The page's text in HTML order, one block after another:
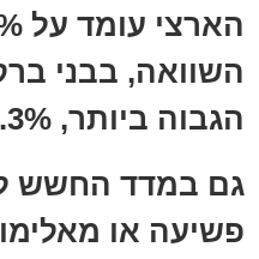
השוואה, בבני
הגבוה ביותר, 86.3%.
גם במדד החשש
פשיעה או